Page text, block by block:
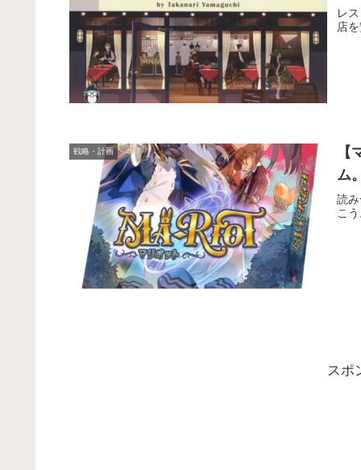
レ
店
戦略・計画
ム
読
こ
スポ